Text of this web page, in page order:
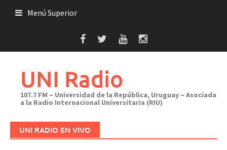
Menú Superior
UNI Radio
107.7 FM – Universidad de la República, Uruguay – Asociada
a la Radio Internacional Universitaria (RIU)
UNI RADIO EN VIVO